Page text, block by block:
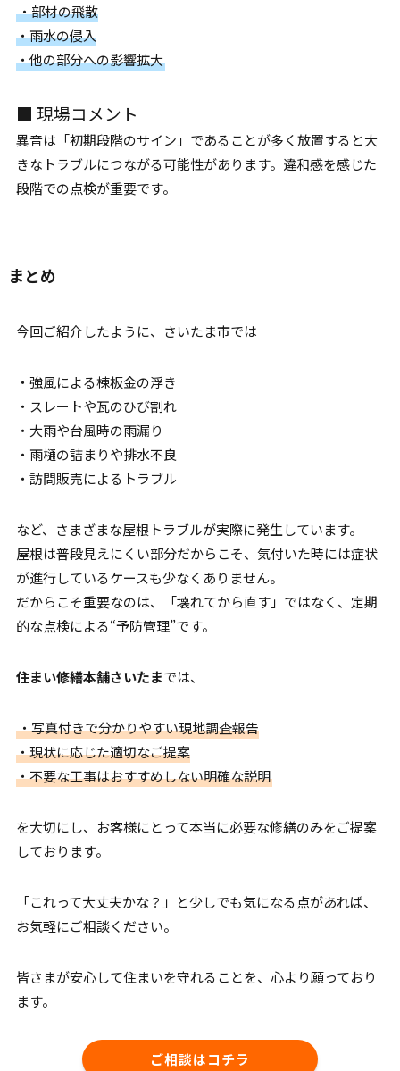
・部材の飛散
・雨水の侵入
・他の部分への影響拡大
■ 現場コメント
異音は「初期段階のサイン」であることが多く放置すると大
きなトラブルにつながる可能性があります。違和感を感じた
段階での点検が重要です。
まとめ
今回ご紹介したように、さいたま市では
・強風による棟板金の浮き
・スレートや瓦のひび割れ
・大雨や台風時の雨漏り
・雨樋の詰まりや排水不良
・訪問販売によるトラブル
など、さまざまな屋根トラブルが実際に発生しています。
屋根は普段見えにくい部分だからこそ、気付いた時には症状
が進行しているケースも少なくありません。
だからこそ重要なのは、「壊れてから直す」ではなく、定期
的な点検による“予防管理”です。
住まい修繕本舗さいたまでは、
・写真付きで分かりやすい現地調査報告
・現状に応じた適切なご提案
・不要な工事はおすすめしない明確な説明
を大切にし、お客様にとって本当に必要な修繕のみをご提案
しております。
「これって大丈夫かな？」と少しでも気になる点があれば、
お気軽にご相談ください。
皆さまが安心して住まいを守れることを、心より願っており
ます。
ご相談はコチラ